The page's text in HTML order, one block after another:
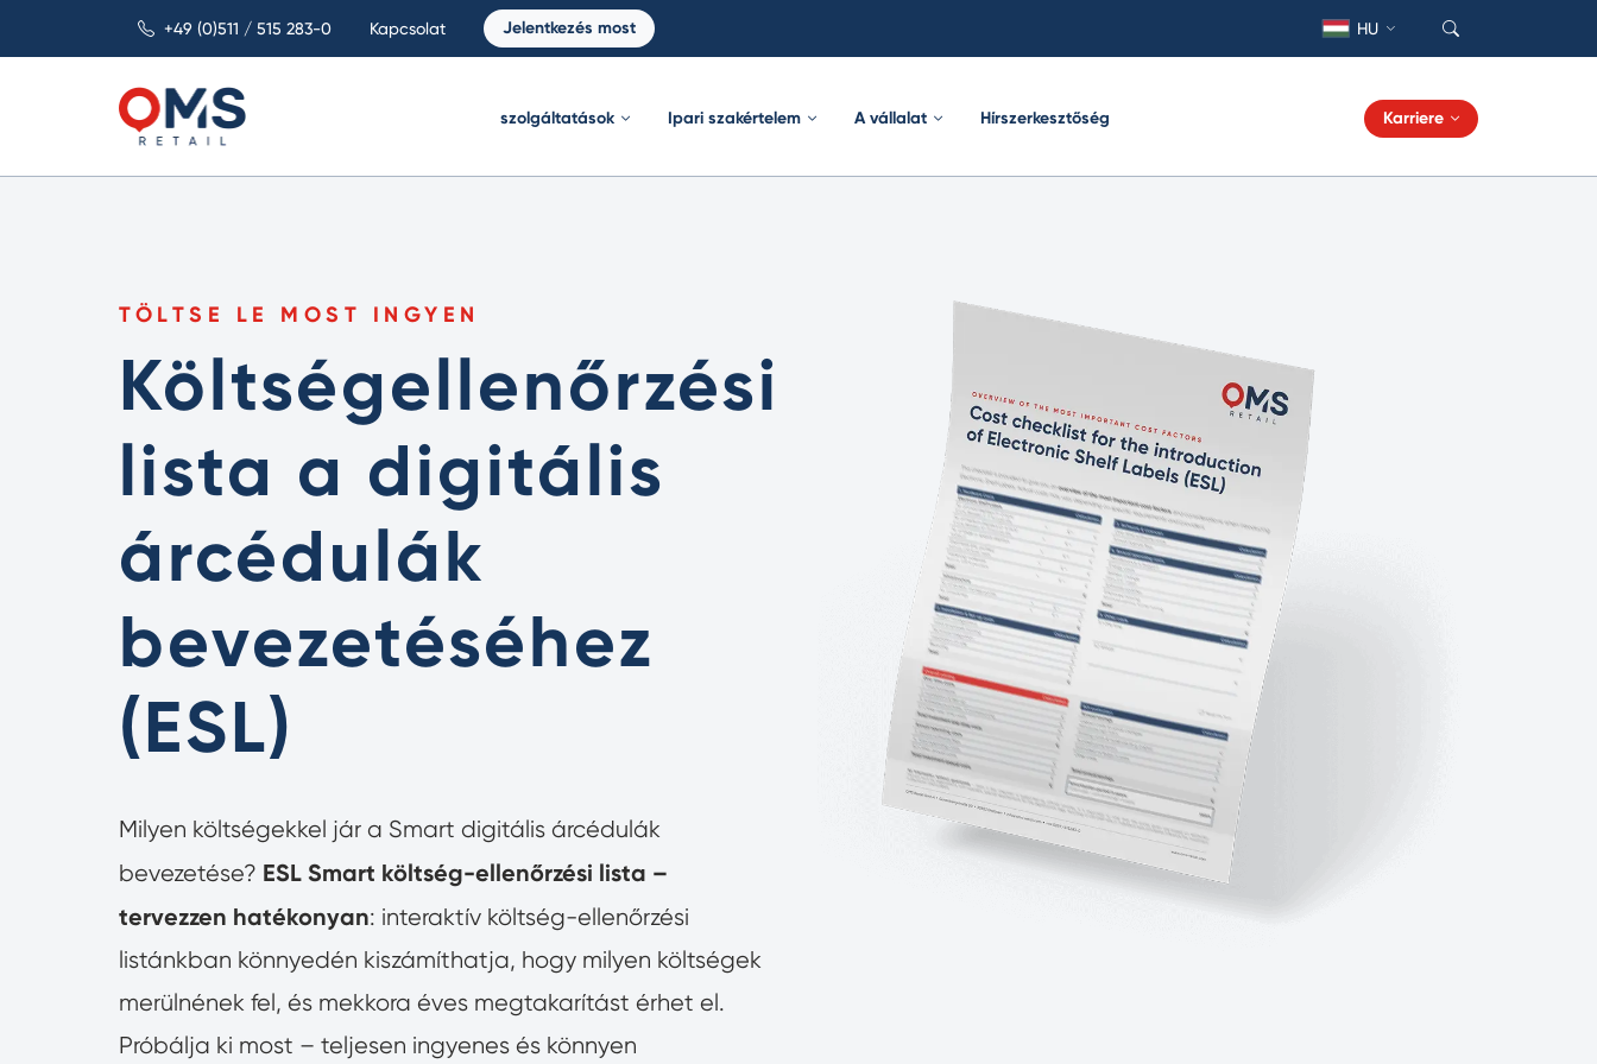
+49 (0)511 / 515 283-0 Kapcsolat Jelentkezés most HU
szolgáltatások Ipari szakértelem A vállalat Hírszerkesztőség Karriere
TÖLTSE LE MOST INGYEN
Költségellenőrzési
lista a digitális
árcédulák
bevezetéséhez
(ESL)
Milyen költségekkel jár a Smart digitális árcédulák
bevezetése? ESL Smart költség-ellenőrzési lista –
tervezzen hatékonyan: interaktív költség-ellenőrzési
listánkban könnyedén kiszámíthatja, hogy milyen költségek
merülnének fel, és mekkora éves megtakarítást érhet el.
Próbálja ki most – teljesen ingyenes és könnyen